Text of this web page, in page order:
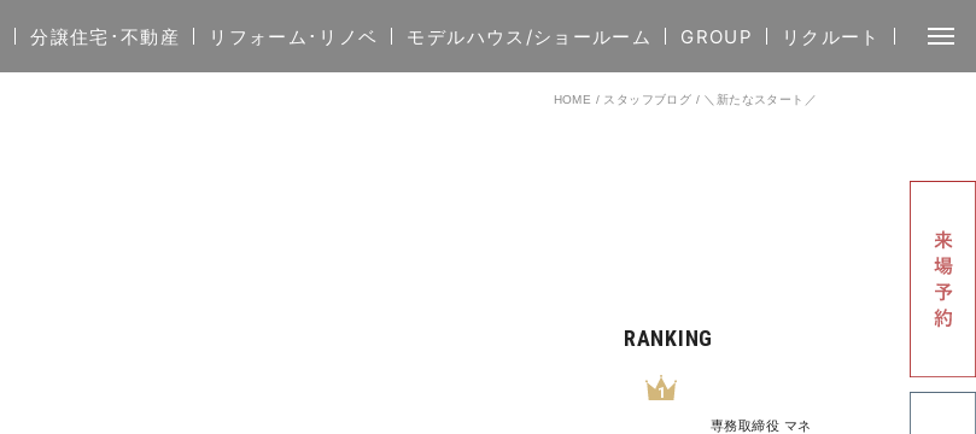
分譲住宅･不動産 リフォーム･リノベ モデルハウス/ショールーム GROUP リクルート
HOME / スタッフブログ / ＼新たなスタート／
RANKING
1
専務取締役 マネ